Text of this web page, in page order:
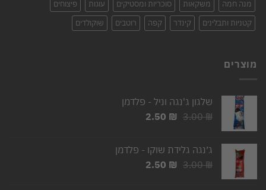
מנה חמה משקאות סוכריות ומסטיקים עוגות
פיצוחים
קטניות ותבלינים
קינדר קפה רוטבים שוקולדים
מוצרים
שלגון ג'נגה וניל - פלדמן
3.00₪
המחיר
3.00 ₪.
2.50 ₪
המחיר
2.50 ₪.
ג׳נגה גלידת שוקו - פלדמן
3.00₪
המחיר
2.50 ₪
המחיר